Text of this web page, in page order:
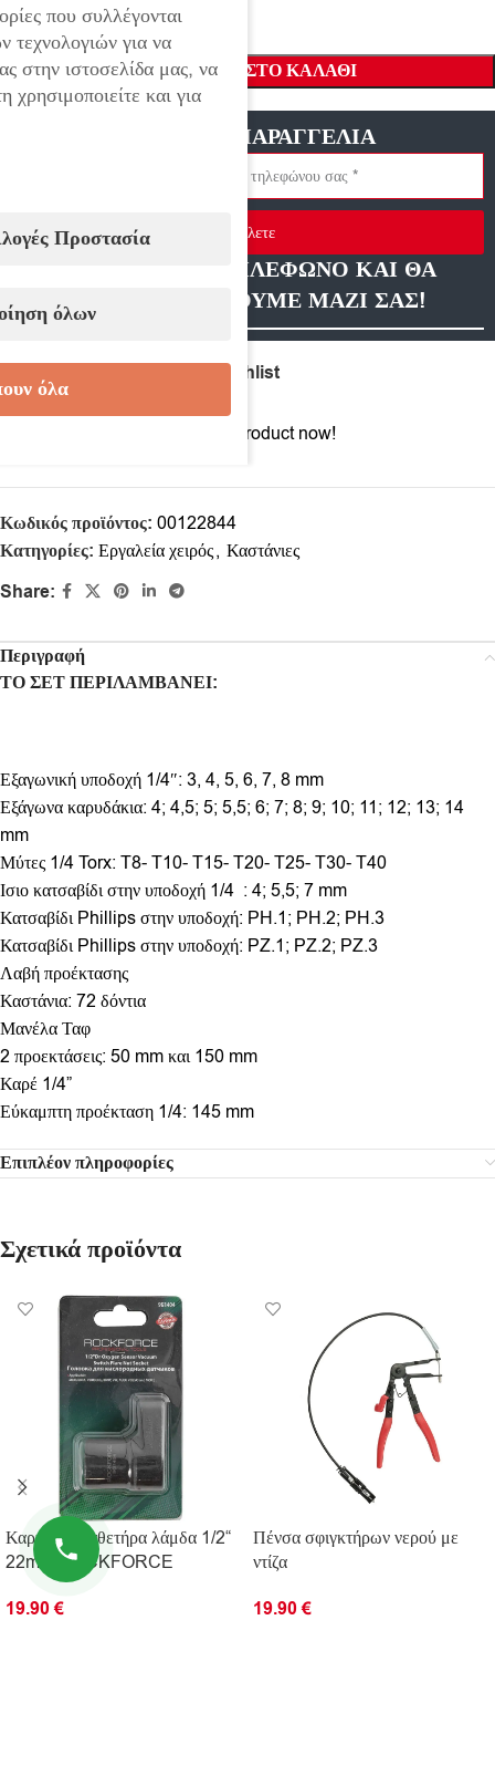
ΠΡΟΣΘΉΚΗ ΣΤΟ ΚΑΛΆΘΙ
ΓΡΗΓΟΡΗ ΠΑΡΑΓΓΕΛΙΑ
Στείλετε
ΑΦΗΣΤΕ ΜΑΣ ΤΗΛΕΦΩΝΟ ΚΑΙ ΘΑ
ΕΠΙΚΟΙΝΩΝΗΣΟΥΜΕ ΜΑΖΙ ΣΑΣ!
Add to wishlist
People watching this product now!
Κωδικός προϊόντος: 00122844
Κατηγορίες: Εργαλεία χειρός, Καστάνιες
Share:
Περιγραφή
ΤΟ ΣΕΤ ΠΕΡΙΛΑΜΒΑΝΕΙ:
Εξαγωνική υποδοχή 1/4″: 3, 4, 5, 6, 7, 8 mm
Εξάγωνα καρυδάκια: 4; 4,5; 5; 5,5; 6; 7; 8; 9; 10; 11; 12; 13; 14
mm
Μύτες 1/4 Torx: T8- T10- T15- T20- T25- T30- T40
Ισιο κατσαβίδι στην υποδοχή 1/4 : 4; 5,5; 7 mm
Κατσαβίδι Phillips στην υποδοχή: PH.1; PH.2; PH.3
Κατσαβίδι Phillips στην υποδοχή: PZ.1; PZ.2; PZ.3
Λαβή προέκτασης
Καστάνια: 72 δόντια
Μανέλα Ταφ
2 προεκτάσεις: 50 mm και 150 mm
Καρέ 1/4”
Εύκαμπτη προέκταση 1/4: 145 mm
Επιπλέον πληροφορίες
Σχετικά προϊόντα
Καρυδάκι καθετήρα λάμδα 1/2“
22mm ROCKFORCE
19.90€
Πένσα σφιγκτήρων νερού με
ντίζα
19.90€
που συλλέγονται
για να
στην ιστοσελίδα μας, να
και για
Προστασία
όλων
όλα